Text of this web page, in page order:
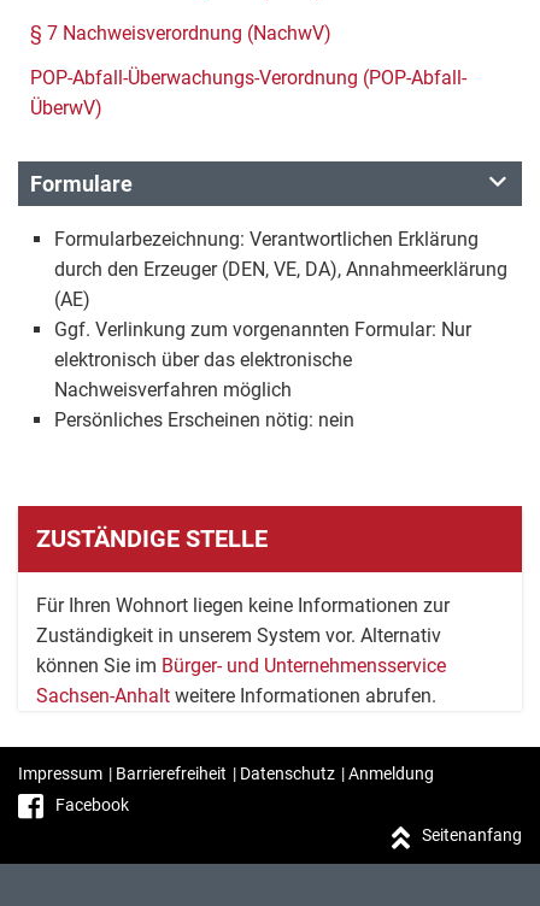
§ 7 Nachweisverordnung (NachwV)
POP-Abfall-Überwachungs-Verordnung (POP-Abfall-
ÜberwV)
Formulare
Formularbezeichnung: Verantwortlichen Erklärung
durch den Erzeuger (DEN, VE, DA), Annahmeerklärung
(AE)
Ggf. Verlinkung zum vorgenannten Formular: Nur
elektronisch über das elektronische
Nachweisverfahren möglich
Persönliches Erscheinen nötig: nein
ZUSTÄNDIGE STELLE
Für Ihren Wohnort liegen keine Informationen zur
Zuständigkeit in unserem System vor. Alternativ
können Sie im Bürger- und Unternehmensservice
Sachsen-Anhalt weitere Informationen abrufen.
Impressum | Barrierefreiheit | Datenschutz |Anmeldung
Facebook
Seitenanfang